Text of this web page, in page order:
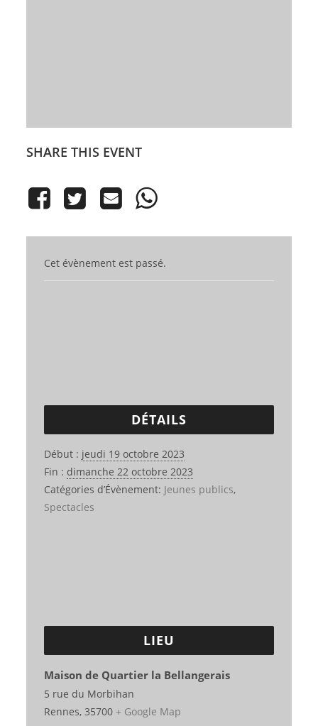
SHARE THIS EVENT
Cet évènement est passé.
DÉTAILS
Début : jeudi 19 octobre 2023
Fin : dimanche 22 octobre 2023
Catégories d’Évènement: Jeunes publics,
Spectacles
LIEU
Maison de Quartier la Bellangerais
5 rue du Morbihan
Rennes, 35700 + Google Map